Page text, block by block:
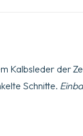
Kalbsleder der
Schnitte.